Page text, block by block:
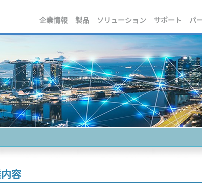
企業情報 製品 ソリューション サポート パ
容